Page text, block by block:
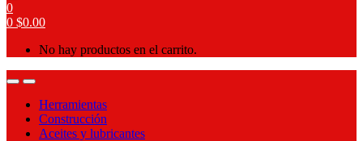
0
0 $0.00
No hay productos en el carrito.
Herramientas
Construcción
Aceites y lubricantes